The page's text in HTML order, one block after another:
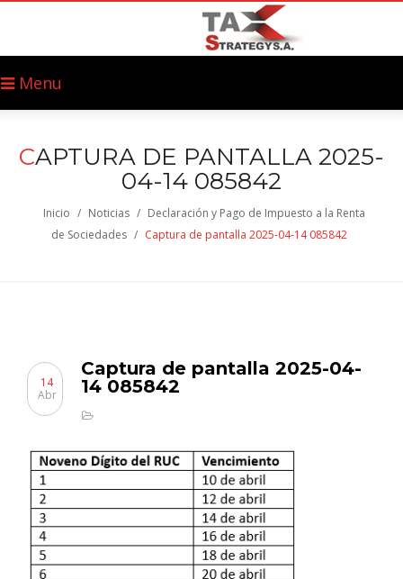
Menu
CAPTURA DE PANTALLA 2025-
04-14 085842
Inicio / Noticias / Declaración y Pago de Impuesto a la Renta
de Sociedades / Captura de pantalla 2025-04-14 085842
Captura de pantalla 2025-04-
14 085842
14
Abr